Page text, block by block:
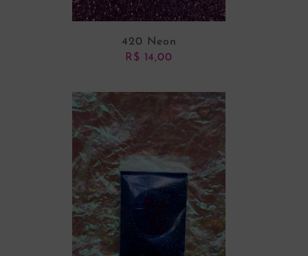
ADICIONAR AO CARRINHO
420 Neon
R$ 14,00